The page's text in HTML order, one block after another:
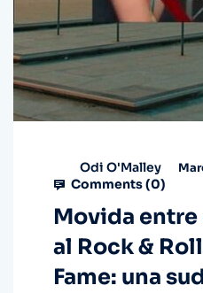
Odi O'Malley
Comments (0)
Movida
al Rock &
Fame: una